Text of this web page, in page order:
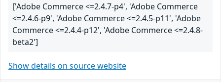
['Adobe Commerce <=2.4.7-p4', 'Adobe Commerce
<=2.4.6-p9', 'Adobe Commerce <=2.4.5-p11', 'Adobe
Commerce <=2.4.4-p12', 'Adobe Commerce <=2.4.8-
beta2']
Show details on source website